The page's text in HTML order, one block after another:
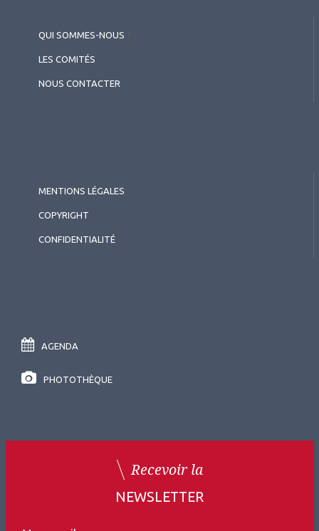
QUI SOMMES-NOUS
LES COMITÉS
NOUS CONTACTER
MENTIONS LÉGALES
COPYRIGHT
CONFIDENTIALITÉ
AGENDA
PHOTOTHÈQUE
Recevoir la
NEWSLETTER